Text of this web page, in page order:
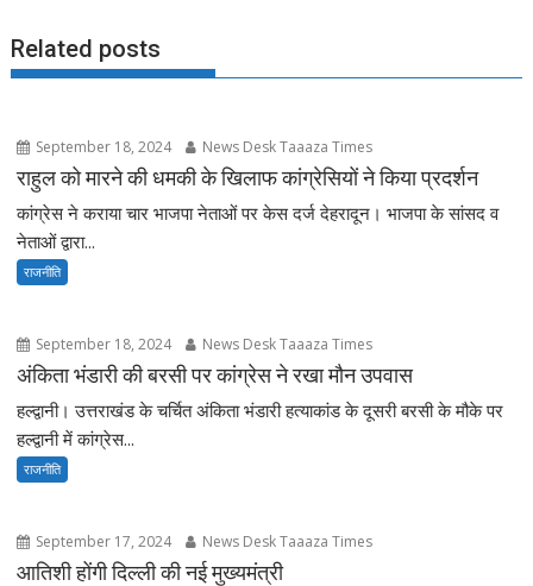
k
Related posts
September 18, 2024 News Desk Taaaza Times
राहुल को मारने की धमकी के खिलाफ कांग्रेसियों ने किया प्रदर्शन
कांग्रेस ने कराया चार भाजपा नेताओं पर केस दर्ज देहरादून। भाजपा के सांसद व
नेताओं द्वारा...
राजनीति
September 18, 2024 News Desk Taaaza Times
अंकिता भंडारी की बरसी पर कांग्रेस ने रखा मौन उपवास
हल्द्वानी। उत्तराखंड के चर्चित अंकिता भंडारी हत्याकांड के दूसरी बरसी के मौके पर
हल्द्वानी में कांग्रेस...
राजनीति
September 17, 2024 News Desk Taaaza Times
आतिशी होंगी दिल्ली की नई मुख्यमंत्री